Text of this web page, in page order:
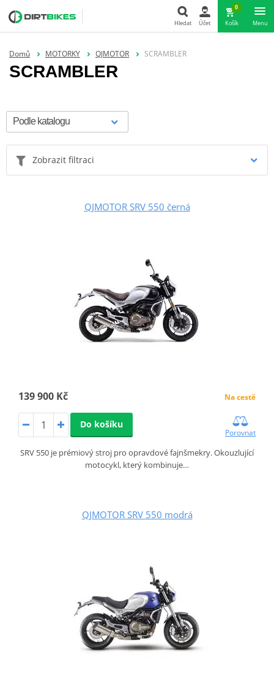
Hledat Účet
0
Košík Menu
Domů MOTORKY QJMOTOR SCRAMBLER
SCRAMBLER
Zobrazit filtraci
QJMOTOR SRV 550 černá
139 900 Kč Na cestě
Do košíku
Porovnat
SRV 550 je prémiový stroj pro opravdové fajnšmekry. Okouzlující
motocykl, který kombinuje…
QJMOTOR SRV 550 modrá